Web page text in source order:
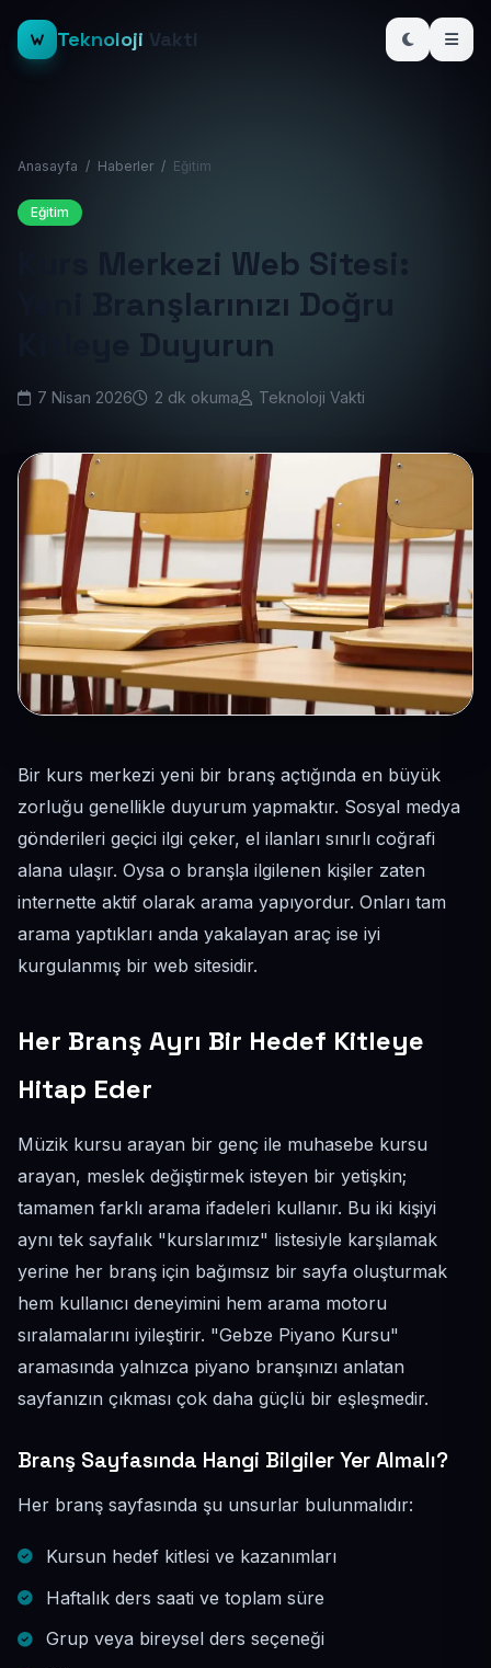
Teknoloji Vakti
Anasayfa / Haberler / Eğitim
Eğitim
Kurs Merkezi Web Sitesi:
Yeni Branşlarınızı Doğru
Kitleye Duyurun
7 Nisan 2026 2 dk okuma Teknoloji Vakti
Bir kurs merkezi yeni bir branş açtığında en büyük
zorluğu genellikle duyurum yapmaktır. Sosyal medya
gönderileri geçici ilgi çeker, el ilanları sınırlı coğrafi
alana ulaşır. Oysa o branşla ilgilenen kişiler zaten
internette aktif olarak arama yapıyordur. Onları tam
arama yaptıkları anda yakalayan araç ise iyi
kurgulanmış bir web sitesidir.
Her Branş Ayrı Bir Hedef Kitleye
Hitap Eder
Müzik kursu arayan bir genç ile muhasebe kursu
arayan, meslek değiştirmek isteyen bir yetişkin;
tamamen farklı arama ifadeleri kullanır. Bu iki kişiyi
aynı tek sayfalık "kurslarımız" listesiyle karşılamak
yerine her branş için bağımsız bir sayfa oluşturmak
hem kullanıcı deneyimini hem arama motoru
sıralamalarını iyileştirir. "Gebze Piyano Kursu"
aramasında yalnızca piyano branşınızı anlatan
sayfanızın çıkması çok daha güçlü bir eşleşmedir.
Branş Sayfasında Hangi Bilgiler Yer Almalı?
Her branş sayfasında şu unsurlar bulunmalıdır:
Kursun hedef kitlesi ve kazanımları
Haftalık ders saati ve toplam süre
Grup veya bireysel ders seçeneği